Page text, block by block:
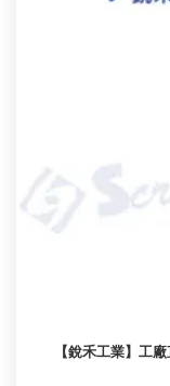
【銳禾工業】工